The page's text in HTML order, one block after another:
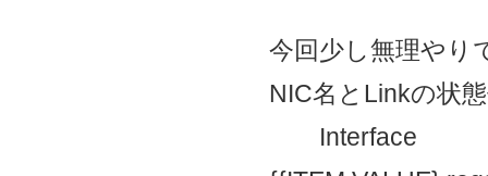
今回少し無理やり
NIC名とLinkの状
Interface